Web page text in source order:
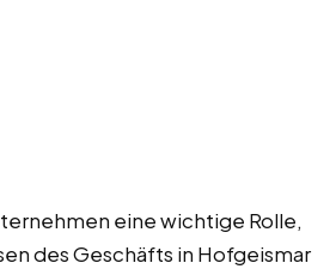
eine wichtige Rolle,
des Geschäfts in Hofgeismar